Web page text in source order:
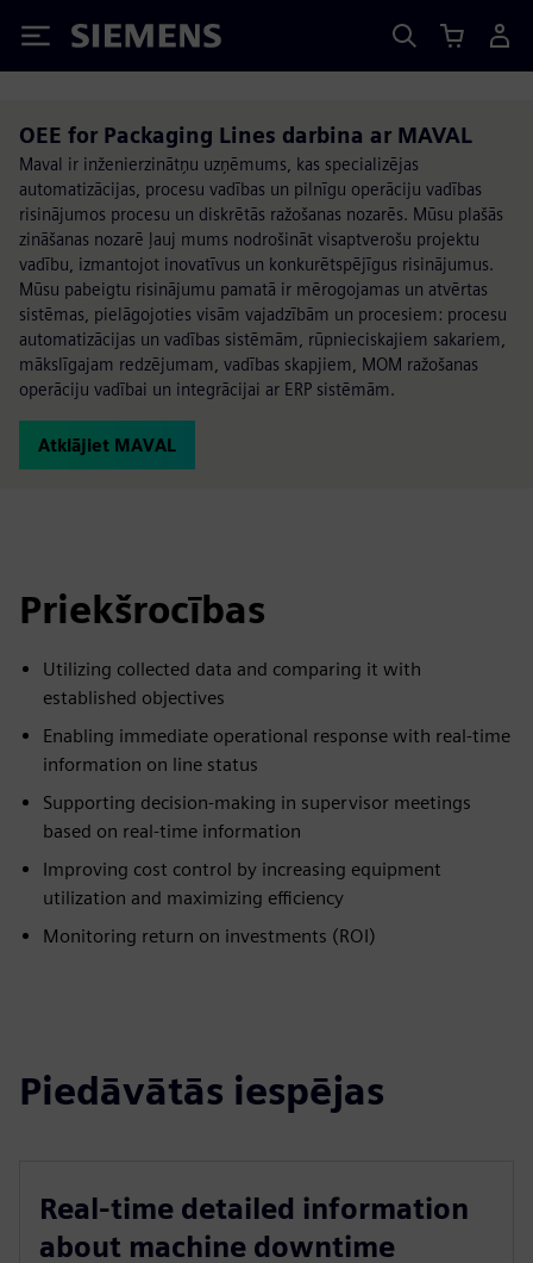
Siemens
OEE for Packaging Lines darbina ar MAVAL
Maval ir inženierzinātņu uzņēmums, kas specializējas
automatizācijas, procesu vadības un pilnīgu operāciju vadības
risinājumos procesu un diskrētās ražošanas nozarēs. Mūsu plašās
zināšanas nozarē ļauj mums nodrošināt visaptverošu projektu
vadību, izmantojot inovatīvus un konkurētspējīgus risinājumus.
Mūsu pabeigtu risinājumu pamatā ir mērogojamas un atvērtas
sistēmas, pielāgojoties visām vajadzībām un procesiem: procesu
automatizācijas un vadības sistēmām, rūpnieciskajiem sakariem,
mākslīgajam redzējumam, vadības skapjiem, MOM ražošanas
operāciju vadībai un integrācijai ar ERP sistēmām.
Atklājiet MAVAL
Priekšrocības
Utilizing collected data and comparing it with
established objectives
Enabling immediate operational response with real-time
information on line status
Supporting decision-making in supervisor meetings
based on real-time information
Improving cost control by increasing equipment
utilization and maximizing efficiency
Monitoring return on investments (ROI)
Piedāvātās iespējas
Real-time detailed information
about machine downtime